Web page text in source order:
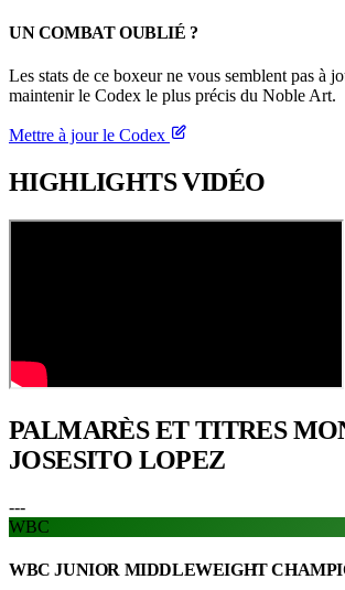
UN COMBAT OUBLIÉ ?
Les stats de ce boxeur ne vous semblent pas à
maintenir le Codex le plus précis du Noble Art.
Mettre à jour le Codex
HIGHLIGHTSVIDÉO
PALMARÈS ET TITRES
JOSESITO LOPEZ
---
WBC
WBC JUNIOR MIDDLEWEIGHT